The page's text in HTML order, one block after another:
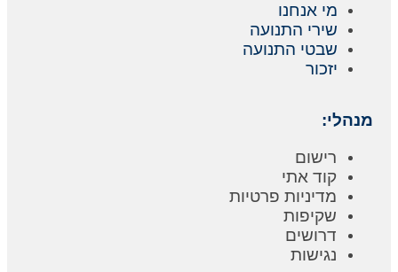
מי אנחנו
שירי התנועה
שבטי התנועה
יזכור
מנהלי:
רישום
קוד אתי
מדיניות פרטיות
שקיפות
דרושים
נגישות